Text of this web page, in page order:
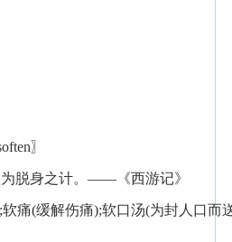
〗
脱身之计。——《西游记》
痛(缓解伤痛);软口汤(为封人口而